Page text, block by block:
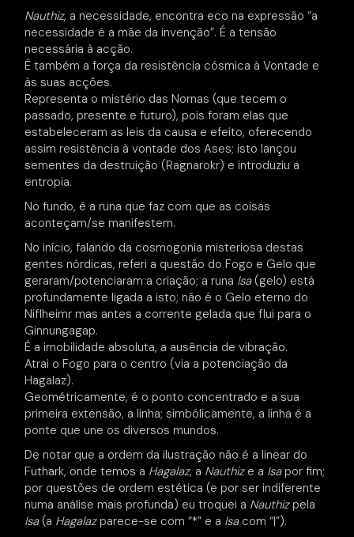
Nauthiz, a necessidade, encontra eco na expressão “a
necessidade é a mãe da invenção”. É a tensão
necessária à acção.
É também a força da resistência cósmica à Vontade e
às suas acções.
Representa o mistério das Nornas (que tecem o
passado, presente e futuro), pois foram elas que
estabeleceram as leis da causa e efeito, oferecendo
assim resistência à vontade dos Ases; isto lançou
sementes da destruição (Ragnarokr) e introduziu a
entropia.
No fundo, é a runa que faz com que as coisas
aconteçam/se manifestem.
No início, falando da cosmogonia misteriosa destas
gentes nórdicas, referi a questão do Fogo e Gelo que
geraram/potenciaram a criação; a runa Isa(gelo) está
profundamente ligada a isto; não é o Gelo eterno do
Niflheimr mas antes a corrente gelada que flui para o
Ginnungagap.
É a imobilidade absoluta, a ausência de vibração.
Atrai o Fogo para o centro (via a potenciação da
Hagalaz).
Geométricamente, é o ponto concentrado e a sua
primeira extensão, a linha; simbólicamente, a linha é a
ponte que une os diversos mundos.
De notar que a ordem da ilustração não é a linear do
Futhark, onde temos a Hagalaz, a Nauthize a Isapor fim;
por questões de ordem estética (e por ser indiferente
numa análise mais profunda) eu troquei a Nauthizpela
Isa (a Hagalazparece-se com “*” e a Isa com “|”).